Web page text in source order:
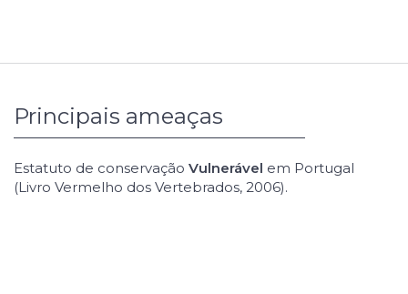
Principais ameaças
Estatuto de conservação Vulnerável em Portugal
(Livro Vermelho dos Vertebrados, 2006).